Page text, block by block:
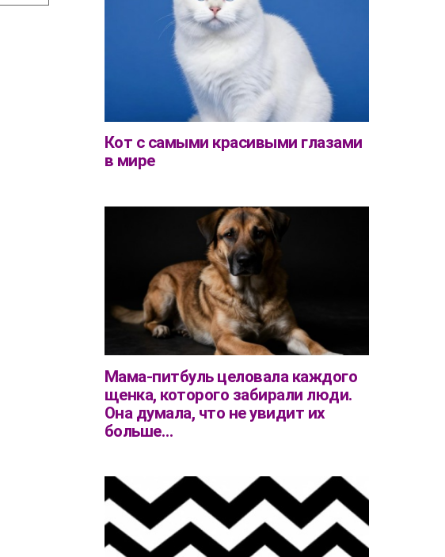
Кот с самыми красивыми глазами
в мире
Мама-питбуль целовала каждого
щенка, которого забирали люди.
Она думала, что не увидит их
больше…